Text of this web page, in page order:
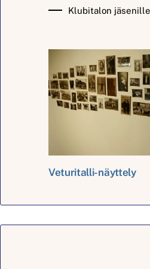
Klubitalon
Veturitalli-näyttely